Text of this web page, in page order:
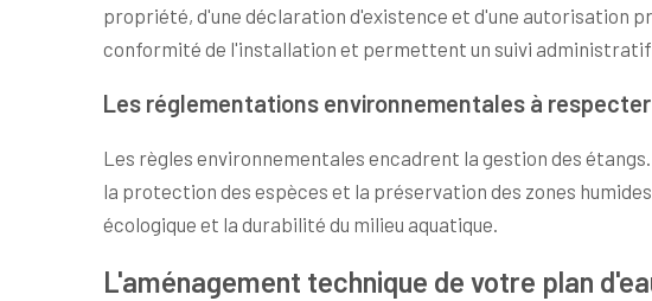
propriété, d'une déclaration d'existence et d'une autorisation
conformité de l'installation et permettent un suivi administratif
Les réglementations environnementales à respecter
Les règles environnementales encadrent la gestion des
la protection des espèces et la préservation des zones
écologique et la durabilité du milieu aquatique.
L'aménagement technique de votre plan